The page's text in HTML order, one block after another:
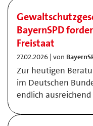
BayernSPD
Freistaat
27.02.2026 | von
Zur heutigen
im Deutschen
endlich